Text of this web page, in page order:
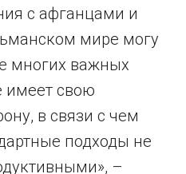
с афганцами и
мире могу
многих важных
имеет свою
в связи с чем
подходы не
–